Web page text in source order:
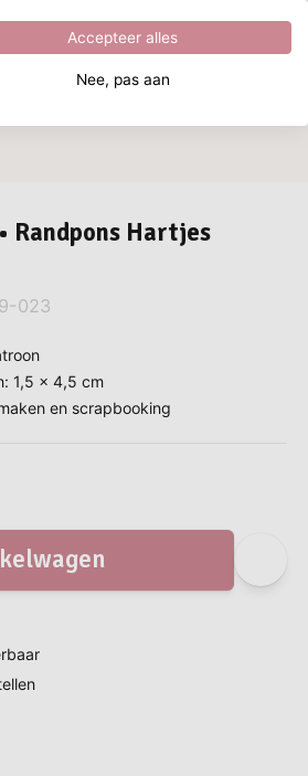
Uitstekend 4.8uit5
Randpons Hartjes
023
1,5 x 4,5 cm
en scrapbooking
Accepteer alles
Nee, pas aan